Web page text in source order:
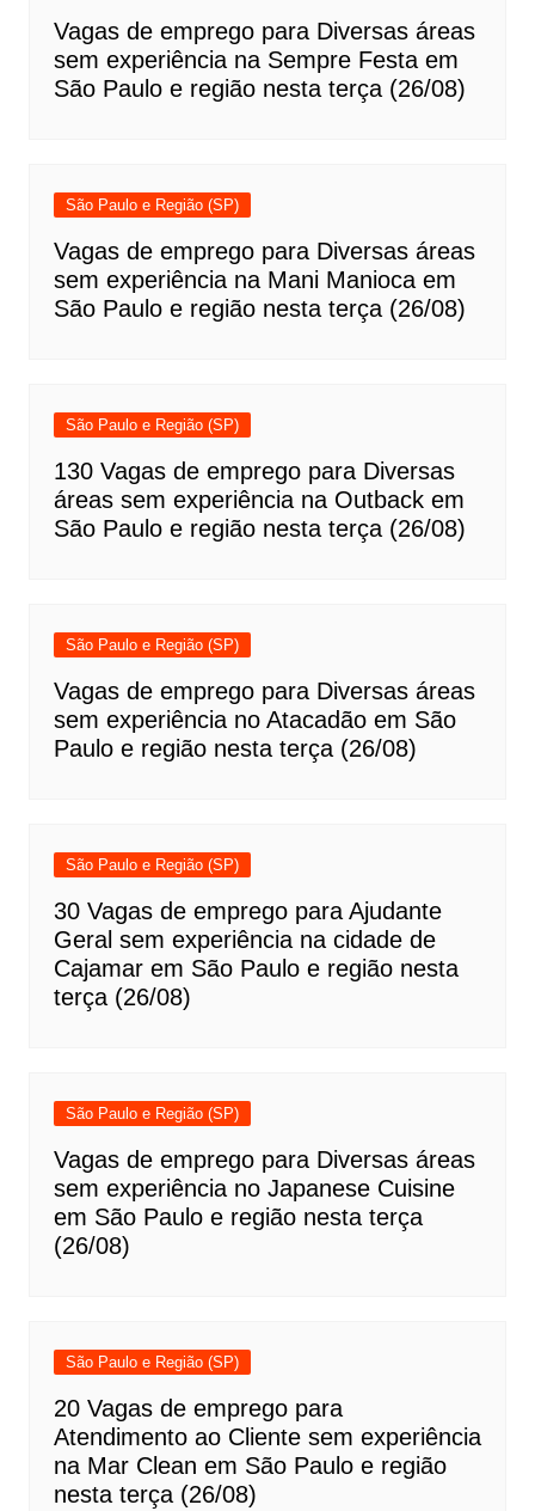
Vagas de emprego para Diversas áreas
sem experiência na Sempre Festa em
São Paulo e região nesta terça (26/08)
São Paulo e Região (SP)
Vagas de emprego para Diversas áreas
sem experiência na Mani Manioca em
São Paulo e região nesta terça (26/08)
São Paulo e Região (SP)
130 Vagas de emprego para Diversas
áreas sem experiência na Outback em
São Paulo e região nesta terça (26/08)
São Paulo e Região (SP)
Vagas de emprego para Diversas áreas
sem experiência no Atacadão em São
Paulo e região nesta terça (26/08)
São Paulo e Região (SP)
30 Vagas de emprego para Ajudante
Geral sem experiência na cidade de
Cajamar em São Paulo e região nesta
terça (26/08)
São Paulo e Região (SP)
Vagas de emprego para Diversas áreas
sem experiência no Japanese Cuisine
em São Paulo e região nesta terça
(26/08)
São Paulo e Região (SP)
20 Vagas de emprego para
Atendimento ao Cliente sem experiência
na Mar Clean em São Paulo e região
nesta terça (26/08)